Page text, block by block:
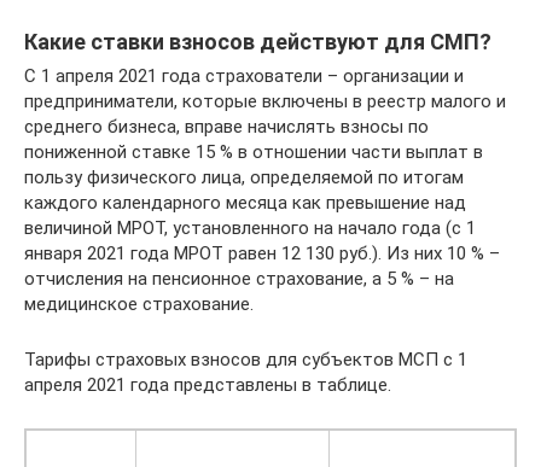
Какие ставки взносов действуют для СМП?
С 1 апреля 2021 года страхователи – организации и
предприниматели, которые включены в реестр малого и
среднего бизнеса, вправе начислять взносы по
пониженной ставке 15 % в отношении части выплат в
пользу физического лица, определяемой по итогам
каждого календарного месяца как превышение над
величиной МРОТ, установленного на начало года (с 1
января 2021 года МРОТ равен 12 130 руб.). Из них 10 % –
отчисления на пенсионное страхование, а 5 % – на
медицинское страхование.
Тарифы страховых взносов для субъектов МСП с 1
апреля 2021 года представлены в таблице.